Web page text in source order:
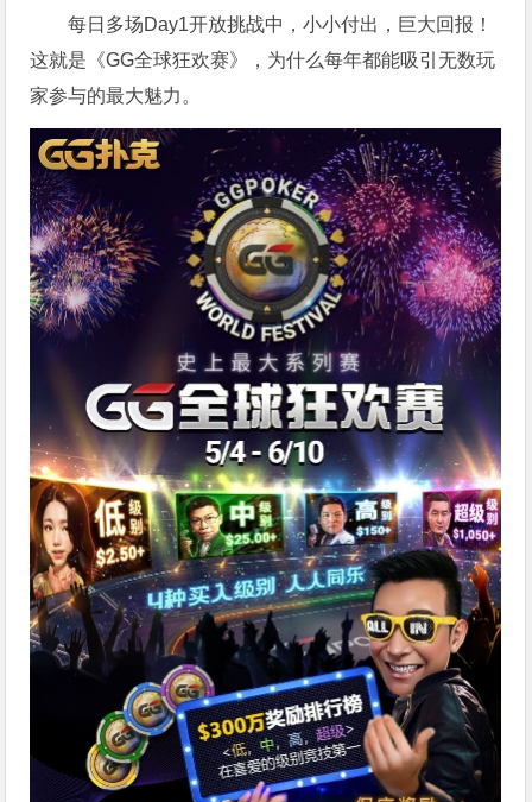
每日多场Day1开放挑战中，小小付出，巨大回报！
这就是《GG全球狂欢赛》，为什么每年都能吸引无数玩
家参与的最大魅力。